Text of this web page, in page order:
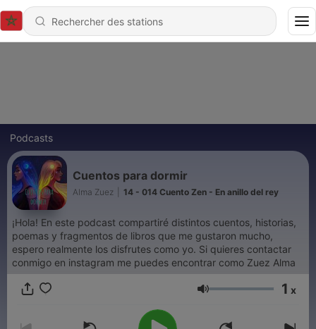
Podcasts
Cuentos para dormir
Alma Zuez 14 - 014 Cuento Zen - En anillo del rey
¡Hola! En este podcast compartiré distintos cuentos, historias,
poemas y fragmentos de libros que me gustaron mucho,
espero realmente los disfrutes como yo. Si quieres contactar
conmigo en instagram me puedes encontrar como Zuez Alma
Volume 1 x